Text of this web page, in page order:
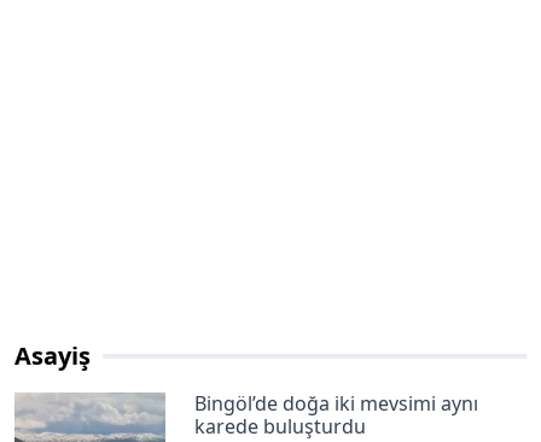
Asayiş
Bingöl’de doğa iki mevsimi aynı
karede buluşturdu